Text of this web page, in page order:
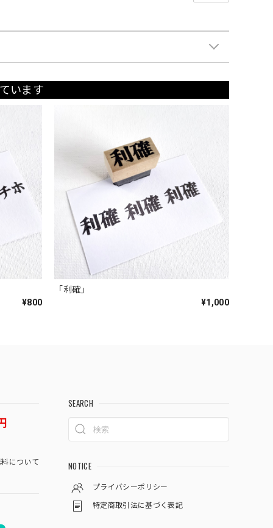
います
¥800
「利確」
¥1,000
について
SEARCH
NOTICE
プライバシーポリシー
特定商取引法に基づく表記